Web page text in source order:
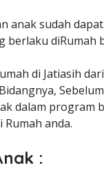
anak sudah
diRumah
di Jatiasih dari
dalam program
anda.
: